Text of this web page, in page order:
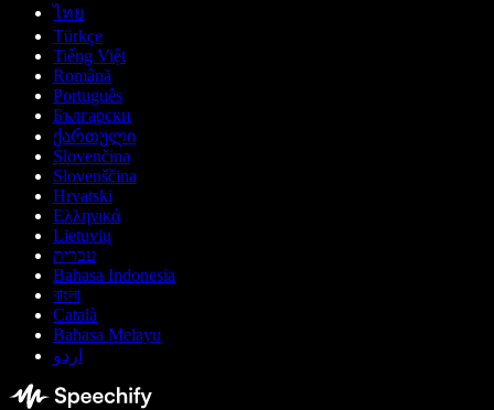
ไทย
Türkçe
Tiếng Việt
Română
Português
Български
ქართული
Slovenčina
Slovenščina
Hrvatski
Ελληνικά
Lietuvių
עברית
Bahasa Indonesia
বাংলা
Català
Bahasa Melayu
اردو